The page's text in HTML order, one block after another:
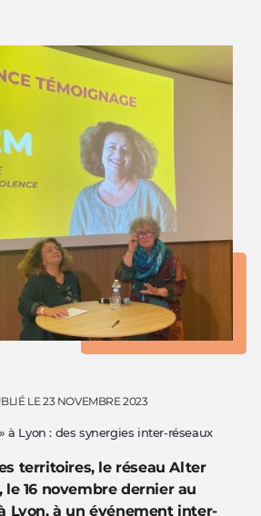
à Lyon : des synergies inter-réseaux
territoires, le réseau Alter
le 16 novembre dernier au
Lyon, à un événement inter-
LE23 NOVEMBRE 2023